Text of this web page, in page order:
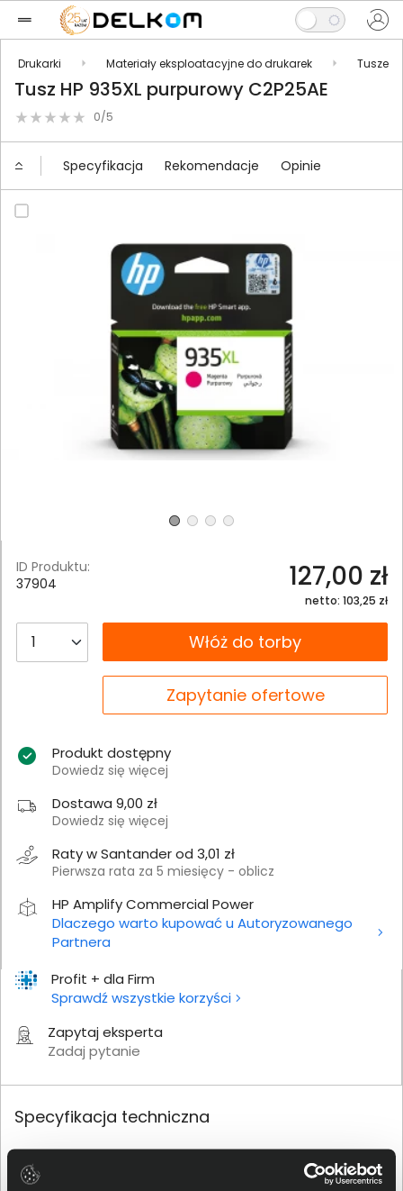
Drukarki Materiały eksploatacyjne do drukarek Tusze
Tusz HP 935XL purpurowy C2P25AE
0/5
Specyfikacja Rekomendacje Opinie
Profit + dla Firm
Sprawdź wszystkie korzyści
Zapytaj eksperta
Zadaj pytanie
ID Produktu:
37904
127,00 zł
netto: 103,25 zł
__B2C.PRODUCT.QUANTITYWłóż do torby
Zapytanie ofertowe
Produkt dostępny
Dowiedz się więcej
Dostawa 9,00 zł
Dowiedz się więcej
Raty w Santander od 3,01 zł
Pierwsza rata za 5 miesięcy - oblicz
HP Amplify Commercial Power
Dlaczego warto kupować u Autoryzowanego
Partnera
Specyfikacja techniczna